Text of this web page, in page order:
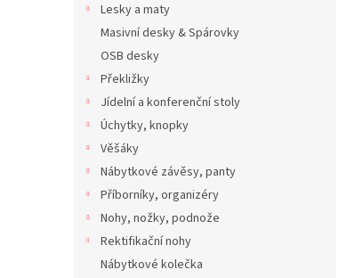
Lesky a maty
Masivní desky & Spárovky
OSB desky
Překližky
Jídelní a konferenční stoly
Úchytky, knopky
Věšáky
Nábytkové závěsy, panty
Příborníky, organizéry
Nohy, nožky, podnože
Rektifikační nohy
Nábytkové kolečka